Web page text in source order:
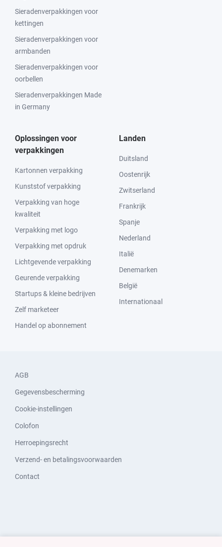
Sieradenverpakkingen voor
kettingen
Sieradenverpakkingen voor
armbanden
Sieradenverpakkingen voor
oorbellen
Sieradenverpakkingen Made
in Germany
Oplossingen voor
verpakkingen
Kartonnen verpakking
Kunststof verpakking
Verpakking van hoge
kwaliteit
Verpakking met logo
Verpakking met opdruk
Lichtgevende verpakking
Geurende verpakking
Startups & kleine bedrijven
Zelf marketeer
Handel op abonnement
Landen
Duitsland
Oostenrijk
Zwitserland
Frankrijk
Spanje
Nederland
Italië
Denemarken
België
Internationaal
AGB
Gegevensbescherming
Cookie-instellingen
Colofon
Herroepingsrecht
Verzend- en betalingsvoorwaarden
Contact